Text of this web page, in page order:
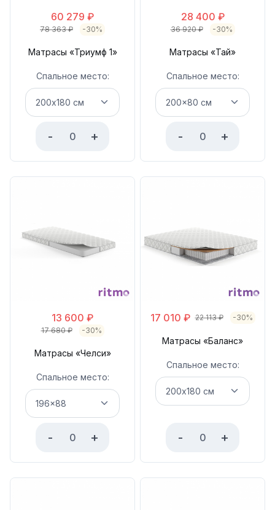
60 279 ₽
78 363₽ -30%
Матрасы «Триумф 1»
Спальное место:
- +
28 400 ₽
36 920₽ -30%
Матрасы «Тай»
Спальное место:
- +
13 600 ₽
17 680₽ -30%
Матрасы «Челси»
Спальное место:
- +
17 010 ₽ 22 113₽ -30%
Матрасы «Баланс»
Спальное место:
- +